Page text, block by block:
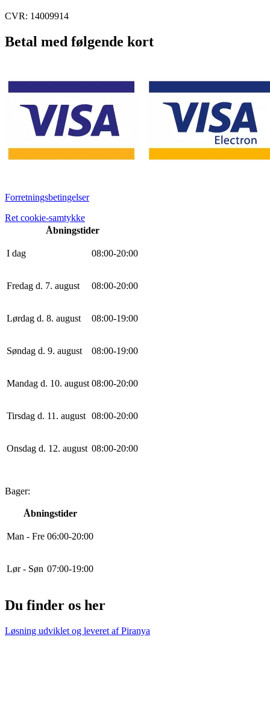
CVR: 14009914
Betal med følgende kort
Forretningsbetingelser
Ret cookie-samtykke
Åbningstider
I dag 08:00-20:00
Fredag d. 7. august 08:00-20:00
Lørdag d. 8. august 08:00-19:00
Søndag d. 9. august 08:00-19:00
Mandag d. 10. august 08:00-20:00
Tirsdag d. 11. august 08:00-20:00
Onsdag d. 12. august 08:00-20:00
Bager:
Åbningstider
Man - Fre 06:00-20:00
Lør - Søn 07:00-19:00
Du finder os her
Løsning udviklet og leveret afPiranya